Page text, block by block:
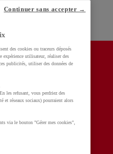
des cookies ou traceurs déposés
utilisateur, réaliser des
publicités, utiliser des données de
les refusant, vous perdriez des
et réseaux sociaux) pourraient alors
via le bouton "Gérer mes cookies",
Continuer sans accepter →